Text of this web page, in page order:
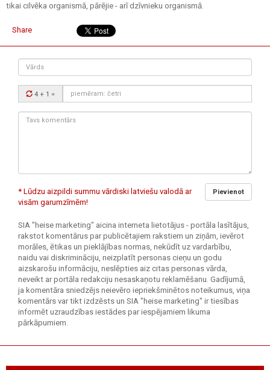
tikai cilvēka organismā, pārējie - arī dzīvnieku organismā.
Share
Vārds
Drošības
kods:
4 + 1 =
Tavs
Pievienot
* Lūdzu aizpildi summu vārdiski latviešu valodā ar
visām garumzīmēm!
SIA "heise marketing" aicina interneta lietotājus - portāla lasītājus,
rakstot komentārus par publicētajiem rakstiem un ziņām, ievērot
morāles, ētikas un pieklājības normas, nekūdīt uz vardarbību,
naidu vai diskrimināciju, neizplatīt personas cieņu un godu
aizskarošu informāciju, neslēpties aiz citas personas vārda,
neveikt ar portāla redakciju nesaskaņotu reklamēšanu. Gadījumā,
ja komentāra sniedzējs neievēro iepriekšminētos noteikumus, viņa
komentārs var tikt izdzēsts un SIA "heise marketing" ir tiesības
informēt uzraudzības iestādes par iespējamiem likuma
pārkāpumiem.